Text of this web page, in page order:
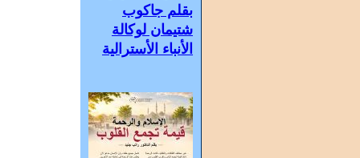
بقلم جاكوب
شتيمان لوكالة
الأنباء الأسترالية